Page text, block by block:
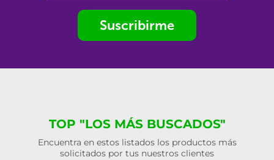
Suscribirme
TOP "LOS MÁS BUSCADOS"
Encuentra en estos listados los productos más
solicitados por tus nuestros clientes